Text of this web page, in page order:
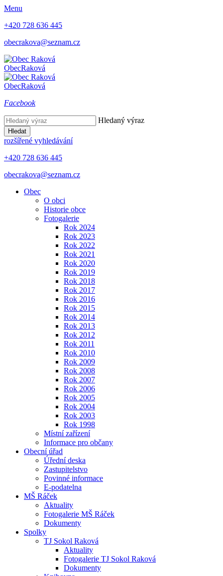
Menu
+420 728 636 445
obecrakova@seznam.cz
ObecRaková
ObecRaková
Facebook
Hledaný výraz
Hledat
rozšířené vyhledávání
+420 728 636 445
obecrakova@seznam.cz
Obec
O obci
Historie obce
Fotogalerie
Rok 2024
Rok 2023
Rok 2022
Rok 2021
Rok 2020
Rok 2019
Rok 2018
Rok 2017
Rok 2016
Rok 2015
Rok 2014
Rok 2013
Rok 2012
Rok 2011
Rok 2010
Rok 2009
Rok 2008
Rok 2007
Rok 2006
Rok 2005
Rok 2004
Rok 2003
Rok 1998
Místní zařízení
Informace pro občany
Obecní úřad
Úřední deska
Zastupitelstvo
Povinné informace
E-podatelna
MŠ Ráček
Aktuality
Fotogalerie MŠ Ráček
Dokumenty
Spolky
TJ Sokol Raková
Aktuality
Fotogalerie TJ Sokol Raková
Dokumenty